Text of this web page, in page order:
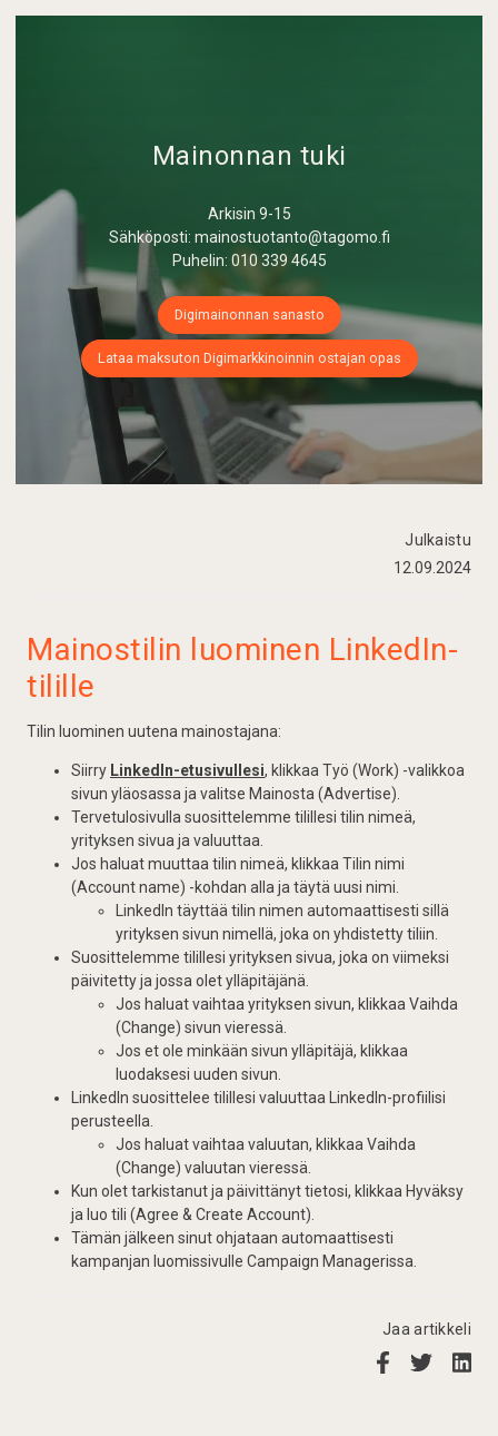
Mainonnan tuki
Arkisin 9-15
Sähköposti: mainostuotanto@tagomo.fi
Puhelin: 010 339 4645
Digimainonnan sanasto
Lataa maksuton Digimarkkinoinnin ostajan opas
Julkaistu
12.09.2024
Mainostilin luominen LinkedIn-
tilille
Tilin luominen uutena mainostajana:
Siirry LinkedIn-etusivullesi, klikkaa Työ (Work) -valikkoa
sivun yläosassa ja valitse Mainosta (Advertise).
Tervetulosivulla suosittelemme tilillesi tilin nimeä,
yrityksen sivua ja valuuttaa.
Jos haluat muuttaa tilin nimeä, klikkaa Tilin nimi
(Account name) -kohdan alla ja täytä uusi nimi.
LinkedIn täyttää tilin nimen automaattisesti sillä
yrityksen sivun nimellä, joka on yhdistetty tiliin.
Suosittelemme tilillesi yrityksen sivua, joka on viimeksi
päivitetty ja jossa olet ylläpitäjänä.
Jos haluat vaihtaa yrityksen sivun, klikkaa Vaihda
(Change) sivun vieressä.
Jos et ole minkään sivun ylläpitäjä, klikkaa
luodaksesi uuden sivun.
LinkedIn suosittelee tilillesi valuuttaa LinkedIn-profiilisi
perusteella.
Jos haluat vaihtaa valuutan, klikkaa Vaihda
(Change) valuutan vieressä.
Kun olet tarkistanut ja päivittänyt tietosi, klikkaa Hyväksy
ja luo tili (Agree & Create Account).
Tämän jälkeen sinut ohjataan automaattisesti
kampanjan luomissivulle Campaign Managerissa.
Jaa artikkeli